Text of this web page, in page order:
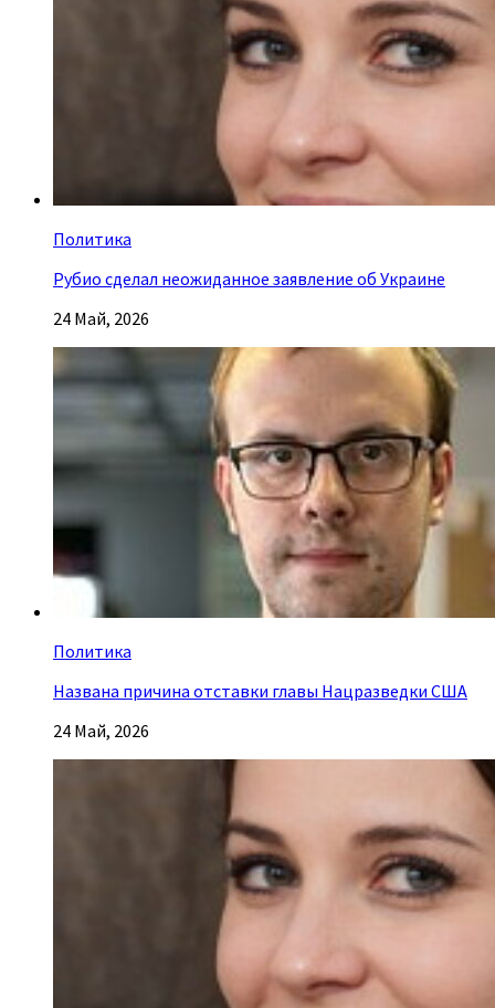
Политика
Рубио сделал неожиданное заявление об Украине
24 Май, 2026
Политика
Названа причина отставки главы Нацразведки США
24 Май, 2026